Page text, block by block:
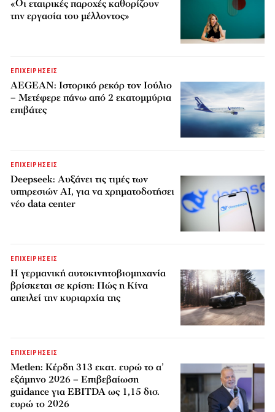
«Οι εταιρικές παροχές καθορίζουν
την εργασία του μέλλοντος»
ΕΠΙΧΕΙΡΗΣΕΙΣ
AEGEAN: Ιστορικό ρεκόρ τον Ιούλιο
– Μετέφερε πάνω από 2 εκατομμύρια
επιβάτες
ΕΠΙΧΕΙΡΗΣΕΙΣ
Deepseek: Αυξάνει τις τιμές των
υπηρεσιών AI, για να χρηματοδοτήσει
νέο data center
ΕΠΙΧΕΙΡΗΣΕΙΣ
Η γερμανική αυτοκινητοβιομηχανία
βρίσκεται σε κρίση: Πώς η Κίνα
απειλεί την κυριαρχία της
ΕΠΙΧΕΙΡΗΣΕΙΣ
Metlen: Κέρδη 313 εκατ. ευρώ το α’
εξάμηνο 2026 – Επιβεβαίωση
guidance για EBITDA ως 1,15 δισ.
ευρώ το 2026